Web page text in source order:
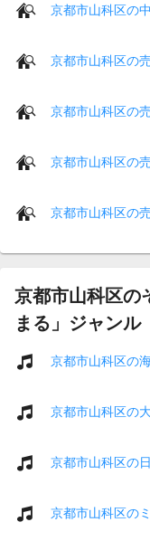
京都市山科区の
京都市山科区の
京都市山科区の
京都市山科区の
京都市山科区の
京都市山科区
まる」ジャンル
京都市山科区の
京都市山科区の
京都市山科区の
京都市山科区の